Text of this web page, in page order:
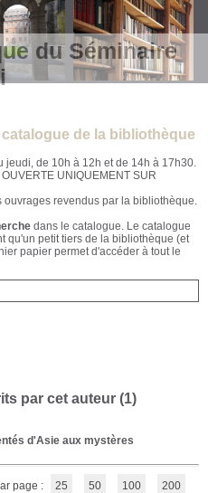
du Séminaire
de la bibliothèque
jeudi, de 10h à 12h et de 14h à 17h30.
UNIQUEMENT SUR
ouvrages revendus par la bibliothèque.
dans le catalogue. Le catalogue
qu'un petit tiers de la bibliothèque (et
papier permet d'accéder à tout le
par cet auteur (1)
d'Asie aux mystères
page : 25 50 100 200